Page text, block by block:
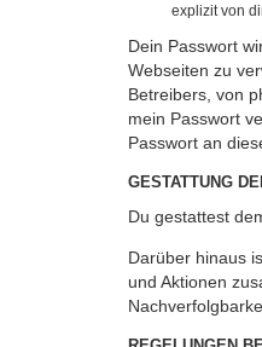
explizit von
Dein Passwort
Webseiten zu
Betreibers, von
mein Passwort
Passwort an
GESTATTUNG
Du gestattest
Darüber hinaus
und Aktionen